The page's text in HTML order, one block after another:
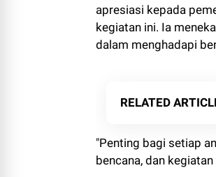
apresiasi kepada
kegiatan ini. Ia
dalam menghadapi
RELATED
"Penting bagi setiap
bencana, dan